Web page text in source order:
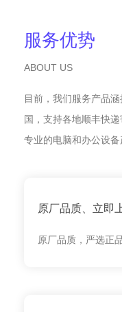
服务优势
ABOUT US
目前，我们服务产品
国，支持各地顺丰快
专业的电脑和办公设备
原厂品质、立即
原厂品质，严选正